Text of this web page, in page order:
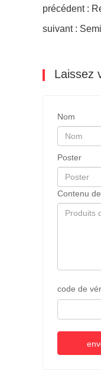
précédent :
suivant :
Laissez
Nom
Poster
Contenu
code de